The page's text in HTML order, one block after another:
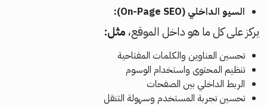
السيو الداخلي (On-Page SEO):
يركز على كل ما هو داخل الموقع، مثل:
تحسين العناوين والكلمات المفتاحية
تنظيم المحتوى واستخدام الوسوم
الربط الداخلي بين الصفحات
تحسين تجربة المستخدم وسهولة التنقل